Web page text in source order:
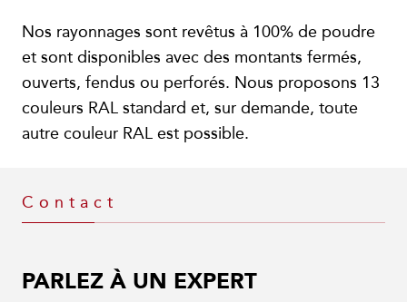
Nos rayonnages sont revêtus à 100% de poudre
et sont disponibles avec des montants fermés,
ouverts, fendus ou perforés. Nous proposons 13
couleurs RAL standard et, sur demande, toute
autre couleur RAL est possible.
Contact
PARLEZ À UN EXPERT